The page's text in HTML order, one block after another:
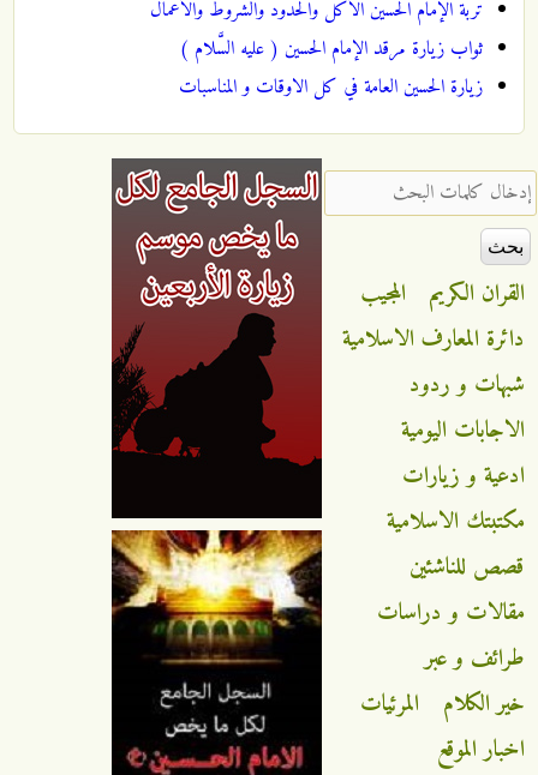
تربة الإمام الحسين الأكل والحدود والشروط والأعمال
ثواب زيارة مرقد الإمام الحسين ( عليه السَّلام )
زيارة الحسين العامة في كل الاوقات و المناسبات
‏إدخال كلمات البحث ‏
القران الكريم
المجيب
دائرة المعارف الاسلامية
شبهات و ردود
الاجابات اليومية
ادعية و زيارات
مكتبتك الاسلامية
قصص للناشئين
مقالات و دراسات
طرائف و عبر
خير الكلام
المرئيات
اخبار الموقع